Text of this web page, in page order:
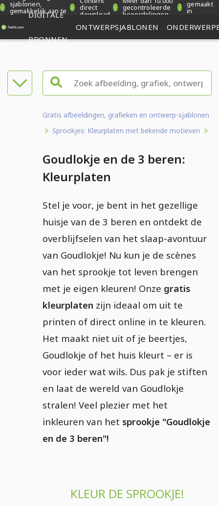
sjablonen,
gemakkelijk aan te
passen
direct
download
gecontroleerde
beoordelingen
gemaakt
in
DIGITALE
BRONNEN
ONTWERPSJABLONEN
Gratis afbeeldingen, grafieken en ontwerp-sjablonen
Sprookjes: Kleurplaten met bekende motieven
Goudlokje en de 3 beren:
Kleurplaten
Stel je voor, je bent in het gezellige
huisje van de 3 beren en ontdekt de
overblijfselen van het slaap-avontuur
van Goudlokje! Nu kun je de scènes
van het sprookje tot leven brengen
met je eigen kleuren! Onze gratis
kleurplaten zijn ideaal om uit te
printen of direct online in te kleuren.
Het maakt niet uit of je beertjes,
Goudlokje of het huis kleurt – er is
voor ieder wat wils. Dus pak je stiften
en laat de wereld van Goudlokje
stralen! Veel plezier met het
inkleuren van het sprookje "Goudlokje
en de 3 beren"!
KLEUR DE SPROOKJE!